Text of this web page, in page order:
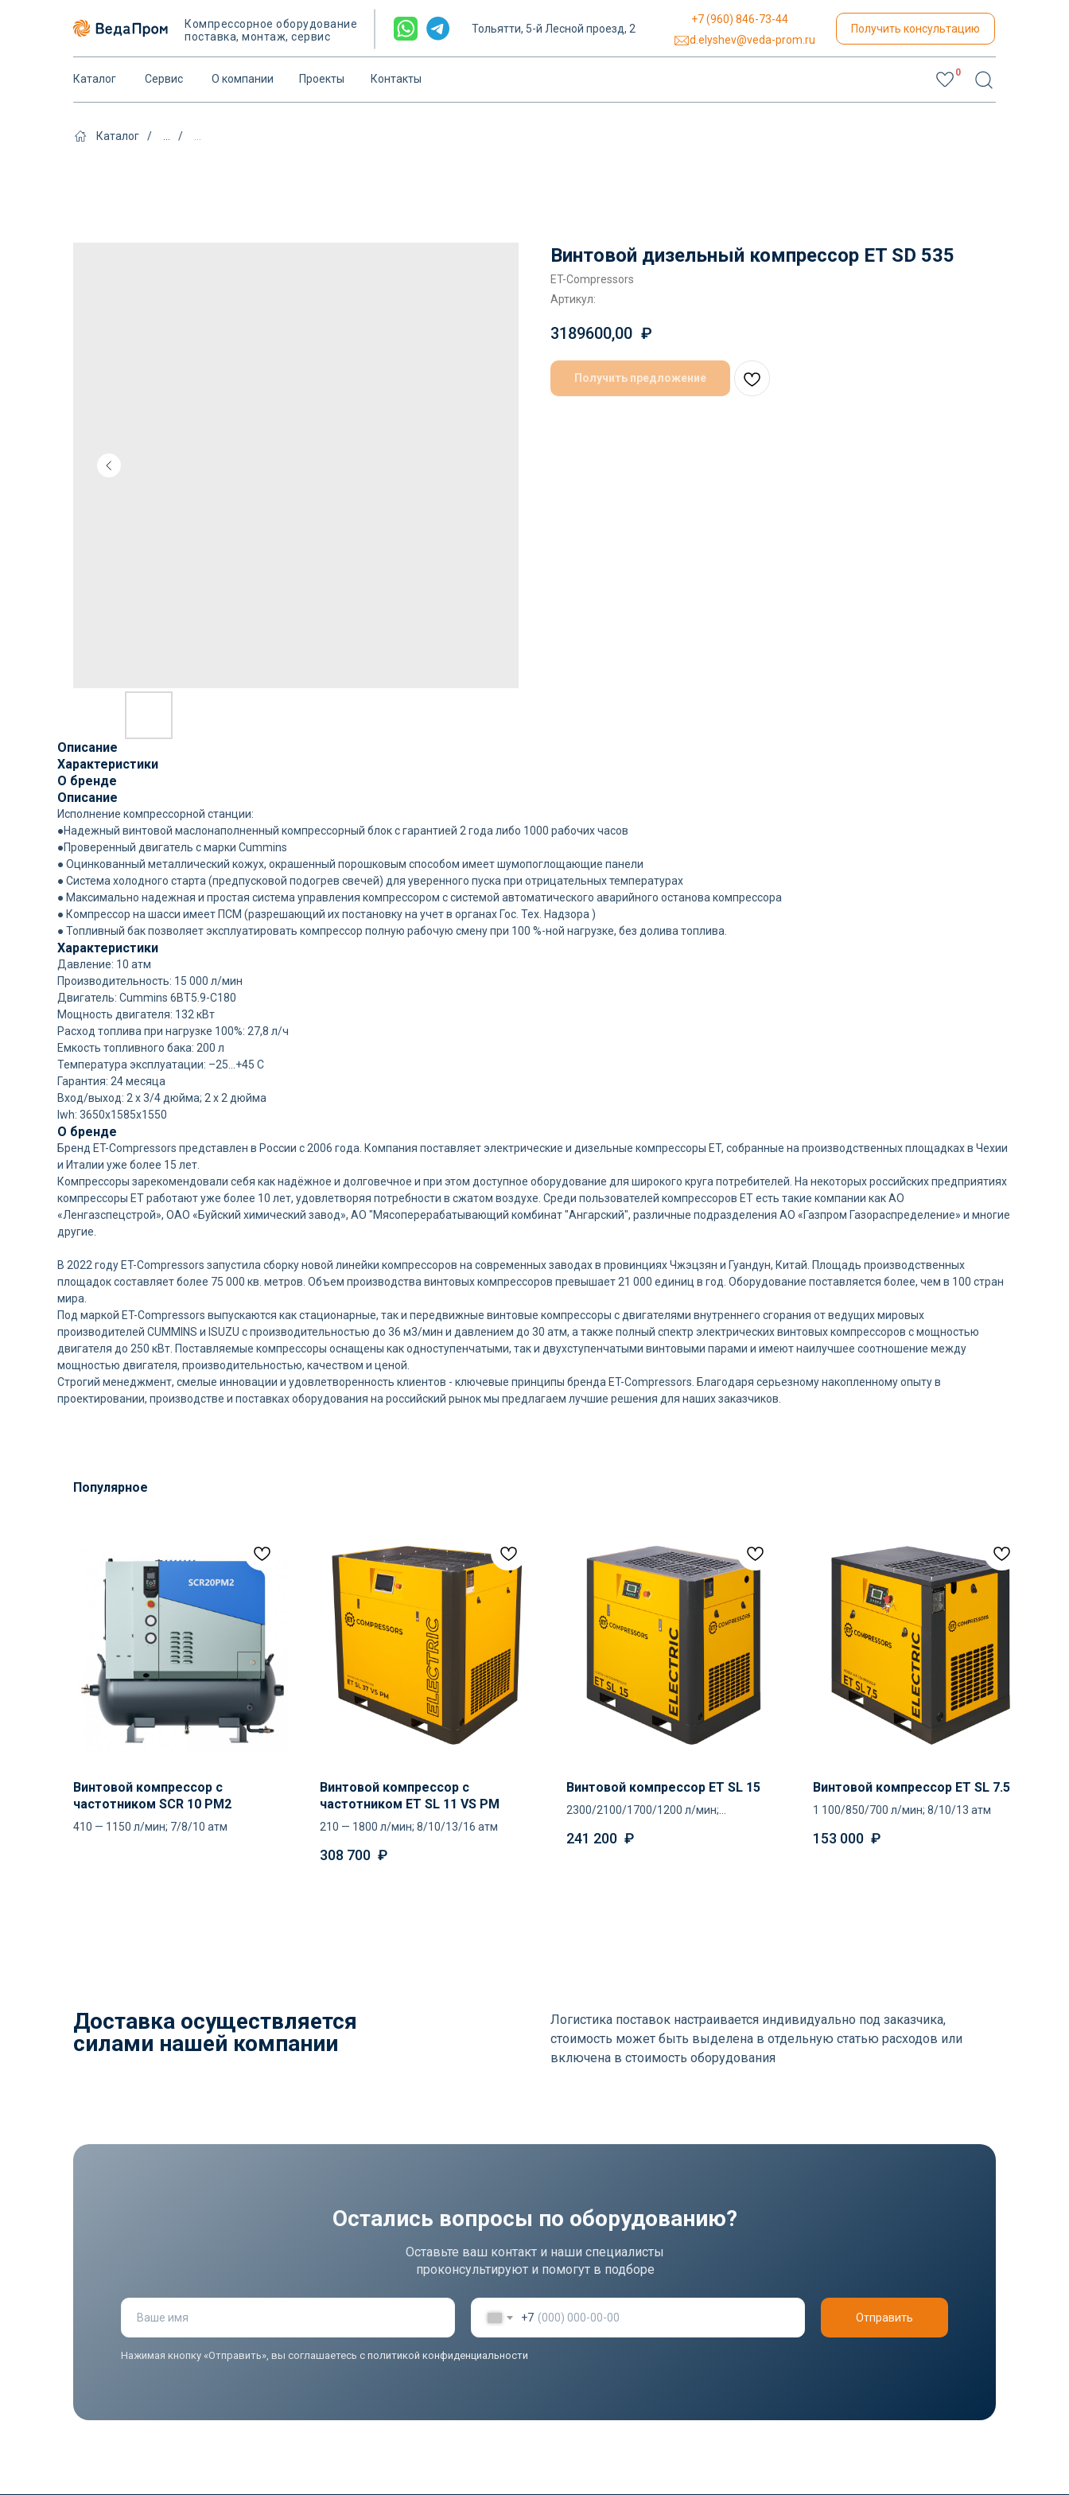
Компрессорное оборудование
поставка, монтаж, сервис
Получить консультацию
Тольятти, 5-й Лесной проезд, 2
d.elyshev@veda-prom.ru
+7 (960) 846-73-44
Каталог Сервис О компании Проекты 0
Контакты
Каталог / /
Винтовой дизельный компрессор ET SD 535
ET-Compressors
Артикул:
3189600,00 ₽
Получить предложение
Описание
Характеристики
О бренде
Описание
Исполнение компрессорной станции:
●Надежный винтовой маслонаполненный компрессорный блок с гарантией 2 года либо 1000 рабочих часов
●Проверенный двигатель с марки Cummins
● Оцинкованный металлический кожух, окрашенный порошковым способом имеет шумопоглощающие панели
● Система холодного старта (предпусковой подогрев свечей) для уверенного пуска при отрицательных температурах
● Максимально надежная и простая система управления компрессором с системой автоматического аварийного останова компрессора
● Компрессор на шасси имеет ПСМ (разрешающий их постановку на учет в органах Гос. Тех. Надзора )
● Топливный бак позволяет эксплуатировать компрессор полную рабочую смену при 100 %-ной нагрузке, без долива топлива.
Характеристики
Давление: 10 атм
Производительность: 15 000 л/мин
Двигатель: Cummins 6BT5.9-C180
Мощность двигателя: 132 кВт
Расход топлива при нагрузке 100%: 27,8 л/ч
Емкость топливного бака: 200 л
Температура эксплуатации: –25…+45 С
Гарантия: 24 месяца
Вход/выход: 2 х 3/4 дюйма; 2 х 2 дюйма
lwh: 3650x1585x1550
О бренде
Бренд ET-Compressors представлен в России с 2006 года. Компания поставляет электрические и дизельные компрессоры ET, собранные на производственных площадках в Чехии
и Италии уже более 15 лет.
Компрессоры зарекомендовали себя как надёжное и долговечное и при этом доступное оборудование для широкого круга потребителей. На некоторых российских предприятиях
компрессоры ET работают уже более 10 лет, удовлетворяя потребности в сжатом воздухе. Среди пользователей компрессоров ET есть такие компании как АО
«Ленгазспецстрой», ОАО «Буйский химический завод», АО "Мясоперерабатывающий комбинат "Ангарский", различные подразделения АО «Газпром Газораспределение» и многие
другие.
В 2022 году ET-Compressors запустила сборку новой линейки компрессоров на современных заводах в провинциях Чжэцзян и Гуандун, Китай. Площадь производственных
площадок составляет более 75 000 кв. метров. Объем производства винтовых компрессоров превышает 21 000 единиц в год. Оборудование поставляется более, чем в 100 стран
мира.
Под маркой ET-Compressors выпускаются как стационарные, так и передвижные винтовые компрессоры с двигателями внутреннего сгорания от ведущих мировых
производителей CUMMINS и ISUZU с производительностью до 36 м3/мин и давлением до 30 атм, а также полный спектр электрических винтовых компрессоров с мощностью
двигателя до 250 кВт. Поставляемые компрессоры оснащены как одноступенчатыми, так и двухступенчатыми винтовыми парами и имеют наилучшее соотношение между
мощностью двигателя, производительностью, качеством и ценой.
Строгий менеджмент, смелые инновации и удовлетворенность клиентов - ключевые принципы бренда ET-Compressors. Благодаря серьезному накопленному опыту в
проектировании, производстве и поставках оборудования на российский рынок мы предлагаем лучшие решения для наших заказчиков.
Популярное
Винтовой компрессор с
частотником SCR 10 PM2
410 — 1150 л/мин; 7/8/10 атм
Винтовой компрессор с
частотником ET SL 11 VS PM
210 — 1800 л/мин; 8/10/13/16 атм
308 700 ₽
Винтовой компрессор ET SL 15
2300/2100/1700/1200 л/мин;
241 200 ₽
Винтовой компрессор ET SL 7.5
1 100/850/700 л/мин; 8/10/13 атм
153 000 ₽
Доставка осуществляется
силами нашей компании
Логистика поставок настраивается индивидуально под заказчика,
стоимость может быть выделена в отдельную статью расходов или
включена в стоимость оборудования
Остались вопросы по оборудованию?
Ваше имя +7 Отправить
Нажимая кнопку «Отправить», вы соглашаетесь с политикой конфиденциальности
Оставьте ваш контакт и наши специалисты
проконсультируют и помогут в подборе